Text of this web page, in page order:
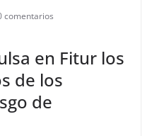
comentarios
en Fitur los
de los
de